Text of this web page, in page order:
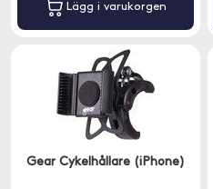
Lägg i varukorgen
Gear Cykelhållare (iPhone)